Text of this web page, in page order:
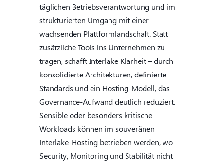
täglichen Betriebsverantwortung und im
strukturierten Umgang mit einer
wachsenden Plattformlandschaft. Statt
zusätzliche Tools ins Unternehmen zu
tragen, schafft Interlake Klarheit – durch
konsolidierte Architekturen, definierte
Standards und ein Hosting-Modell, das
Governance-Aufwand deutlich reduziert.
Sensible oder besonders kritische
Workloads können im souveränen
Interlake-Hosting betrieben werden, wo
Security, Monitoring und Stabilität nicht